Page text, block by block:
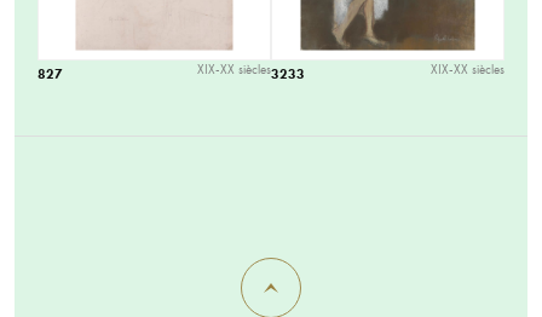
827 XIX-XX siècles3233 XIX-XX siècles